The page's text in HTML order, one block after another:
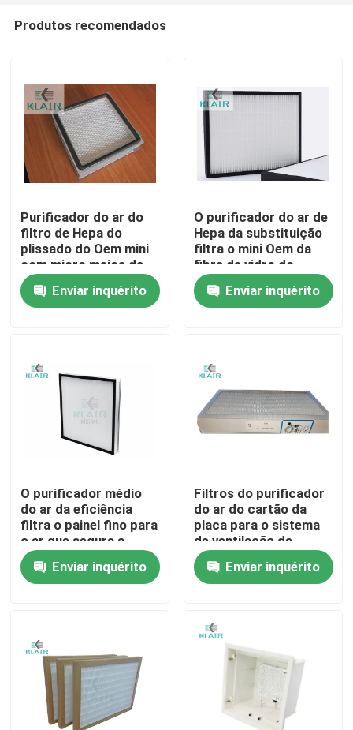
Casa
Sobre nós
Excursão da fábrica
Contacte-nos
Peça umas citações
Filtros de ar da ATAC
filtro de ar do hepa
Produtos recomendados
Purificador do ar do
filtro de Hepa do
plissado do Oem mini
com micro meios da
fibra de vidro
Enviar inquérito
O purificador do ar de
Hepa da substituição
filtra o mini Oem da
fibra de vidro do
plissado
Enviar inquérito
O purificador médio
do ar da eficiência
filtra o painel fino para
o ar que segura a
unidade
Enviar inquérito
Filtros do purificador
do ar do cartão da
placa para o sistema
de ventilação de
limpeza
Enviar inquérito